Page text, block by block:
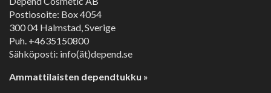
Postiosoite: Box 4054
300 04 Halmstad, Sverige
Puh. +4635150800
Sähköposti: info(ät)depend.se
Ammattilaisten dependtukku »